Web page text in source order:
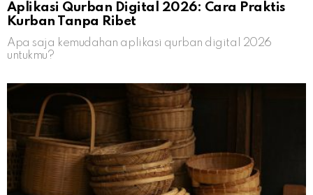
Aplikasi Qurban Digital 2026: Cara Praktis
Kurban Tanpa Ribet
Apa saja kemudahan aplikasi qurban digital 2026
untukmu?